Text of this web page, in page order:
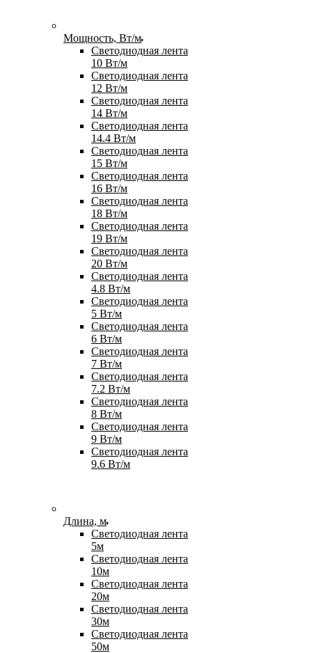
Мощность, Вт/м
Светодиодная лента
10 Вт/м
Светодиодная лента
12 Вт/м
Светодиодная лента
14 Вт/м
Светодиодная лента
14.4 Вт/м
Светодиодная лента
15 Вт/м
Светодиодная лента
16 Вт/м
Светодиодная лента
18 Вт/м
Светодиодная лента
19 Вт/м
Светодиодная лента
20 Вт/м
Светодиодная лента
4.8 Вт/м
Светодиодная лента
5 Вт/м
Светодиодная лента
6 Вт/м
Светодиодная лента
7 Вт/м
Светодиодная лента
7.2 Вт/м
Светодиодная лента
8 Вт/м
Светодиодная лента
9 Вт/м
Светодиодная лента
9.6 Вт/м
Длина, м
Светодиодная лента
5м
Светодиодная лента
10м
Светодиодная лента
20м
Светодиодная лента
30м
Светодиодная лента
50м